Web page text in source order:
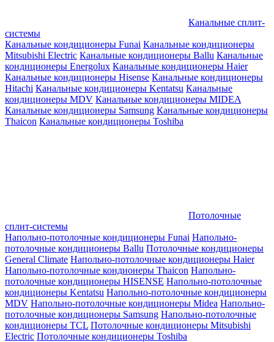
Канальные сплит-
системы
Канальные кондиционеры Funai Канальные кондиционеры
Mitsubishi Electric Канальные кондиционеры Ballu Канальные
кондиционеры Energolux Канальные кондиционеры Haier
Канальные кондиционеры Hisense Канальные кондиционеры
Hitachi Канальные кондиционеры Kentatsu Канальные
кондиционеры MDV Канальные кондиционеры MIDEA
Канальные кондиционеры Samsung Канальные кондиционеры
Thaicon Канальные кондиционеры Toshiba
Потолочные
сплит-системы
Напольно-потолочные кондиционеры Funai Напольно-
потолочные кондиционеры Ballu Потолочные кондиционеры
General Climate Напольно-потолочные кондиционеры Haier
Напольно-потолочные кондионеры Thaicon Напольно-
потолочные кондиционеры HISENSE Напольно-потолочные
кондиционеры Kentatsu Напольно-потолочные кондиционеры
MDV Напольно-потолочные кондиционеры Midea Напольно-
потолочные кондиционеры Samsung Напольно-потолочные
кондиционеры TCL Потолочные кондиционеры Mitsubishi
Electric Потолочные кондиционеры Toshiba